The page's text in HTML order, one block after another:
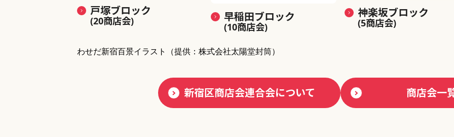
戸塚ブロック
(20商店会) 早稲田ブロック
(10商店会)
神楽坂ブロック
(5商店会)
わせだ新宿百景イラスト （提供：株式会社太陽堂封筒）
新宿区商店会連合会について 商店会一